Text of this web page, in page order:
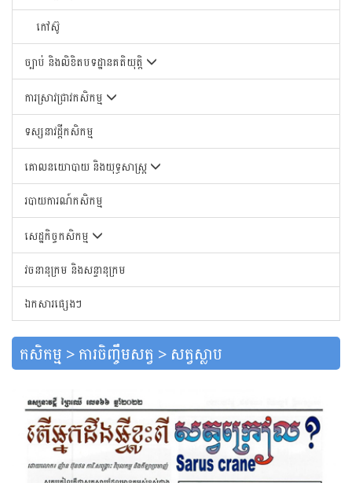
កៅស៊ូ
ច្បាប់ និងលិខិតបទដ្ឋានគតិយុត្តិ
ការស្រាវជ្រាវកសិកម្ម
ទស្សនាវដ្តីកសិកម្ម
គោលនយោបាយ និងយុទ្ធសាស្រ្ត
របាយការណ៍កសិកម្ម
សេដ្ឋកិច្ចកសិកម្ម
វចនានុក្រម និងសន្ទានុក្រម
ឯកសារផ្សេងៗ
កសិកម្ម > ការចិញ្ចឹមសត្វ > សត្វស្លាប